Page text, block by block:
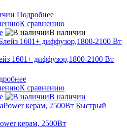
Подробнее
К сравнению
В наличии
1601+ диффузор,1800-2100 Вт
К сравнению
В наличии
Быстрый
керам, 2500Вт